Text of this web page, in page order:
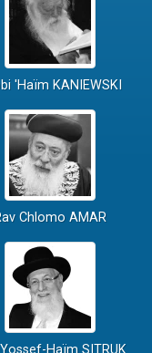
'Haïm KANIEWSKI
Chlomo AMAR